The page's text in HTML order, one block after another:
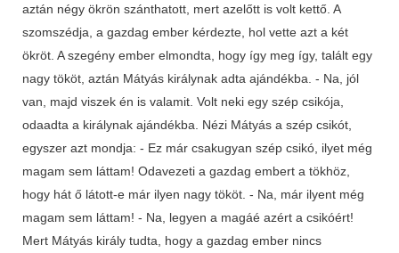
aztán négy ökrön szánthatott, mert azelőtt is volt kettő. A
szomszédja, a gazdag ember kérdezte, hol vette azt a két
ökröt. A szegény ember elmondta, hogy így meg így, talált egy
nagy tököt, aztán Mátyás királynak adta ajándékba. - Na, jól
van, majd viszek én is valamit. Volt neki egy szép csikója,
odaadta a királynak ajándékba. Nézi Mátyás a szép csikót,
egyszer azt mondja: - Ez már csakugyan szép csikó, ilyet még
magam sem láttam! Odavezeti a gazdag embert a tökhöz,
hogy hát ő látott-e már ilyen nagy tököt. - Na, már ilyent még
magam sem láttam! - Na, legyen a magáé azért a csikóért!
Mert Mátyás király tudta, hogy a gazdag ember nincs